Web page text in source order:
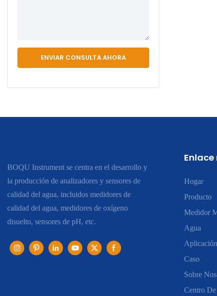
ENVIAR CONSULTA AHORA
BOQU Instrument se centra en el desarrollo y
la producción de analizadores y sensores de
calidad del agua, incluidos medidores de
calidad del agua, medidores de oxígeno
disuelto, sensores de pH, etc.
Hogar
Producto
Medidor
Agua
Aplicación
Caso
Sobre
Centro